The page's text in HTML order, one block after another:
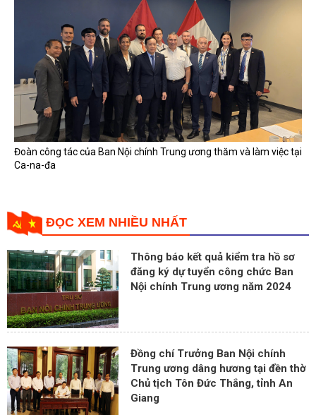
Đoàn công tác của Ban Nội chính Trung ương thăm và làm việc tại
Ca-na-đa
ĐỌC XEM NHIỀU NHẤT
Thông báo kết quả kiểm tra hồ sơ
đăng ký dự tuyển công chức Ban
Nội chính Trung ương năm 2024
Đồng chí Trưởng Ban Nội chính
Trung ương dâng hương tại đền thờ
Chủ tịch Tôn Đức Thắng, tỉnh An
Giang